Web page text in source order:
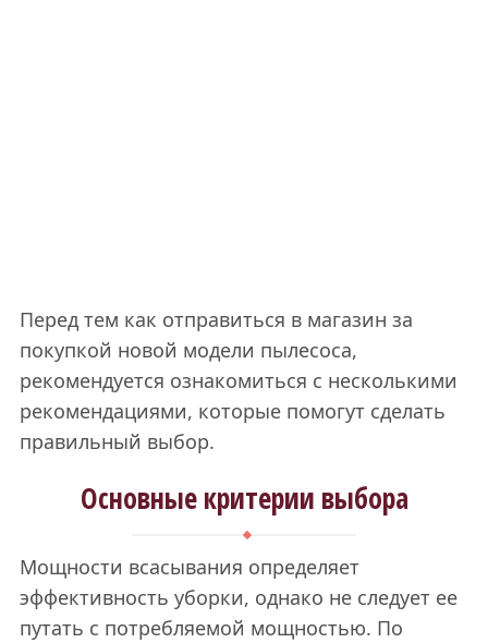
Перед тем как отправиться в магазин за
покупкой новой модели пылесоса,
рекомендуется ознакомиться с несколькими
рекомендациями, которые помогут сделать
правильный выбор.
Основные критерии выбора
Мощности всасывания определяет
эффективность уборки, однако не следует ее
путать с потребляемой мощностью. По